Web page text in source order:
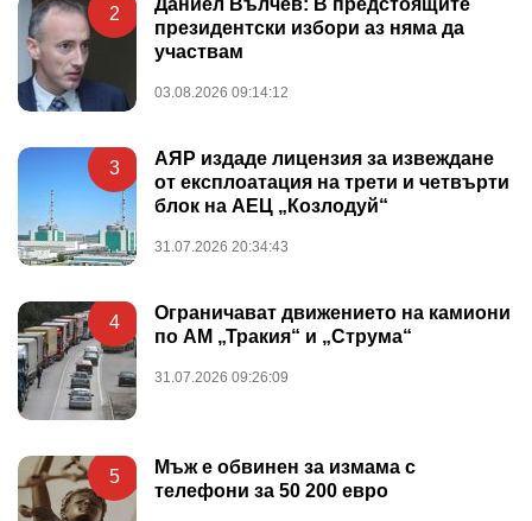
2
президентски избори аз няма да
участвам
03.08.2026 09:14:12
3
АЯР издаде лицензия за извеждане
от експлоатация на трети и четвърти
блок на АЕЦ „Козлодуй“
31.07.2026 20:34:43
4
Ограничават движението на камиони
по АМ „Тракия“ и „Струма“
31.07.2026 09:26:09
5
Мъж е обвинен за измама с
телефони за 50 200 евро